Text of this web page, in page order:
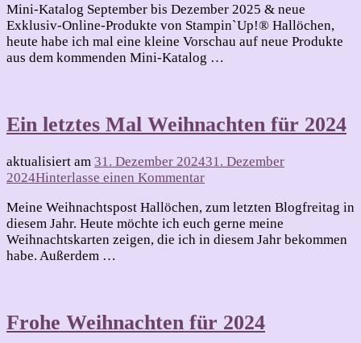
Vorschau
auf
neue
Produkte
Mini-Katalog September bis Dezember 2025 & neue
Exklusiv-Online-Produkte von Stampin`Up!® Hallöchen,
heute habe ich mal eine kleine Vorschau auf neue Produkte
aus dem kommenden Mini-Katalog …
Ein letztes Mal Weihnachten für 2024
aktualisiert am 31. Dezember 202431. Dezember
2024Hinterlasse einen Kommentarzu
letztes
Mal
Weihnachten
Meine Weihnachtspost Hallöchen, zum letzten Blogfreitag in
diesem Jahr. Heute möchte ich euch gerne meine
Weihnachtskarten zeigen, die ich in diesem Jahr bekommen
habe. Außerdem …
Frohe Weihnachten für 2024